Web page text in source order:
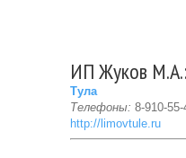
ИП Жуков
Тула
Телефоны: 8-910-
http://limovtule.ru